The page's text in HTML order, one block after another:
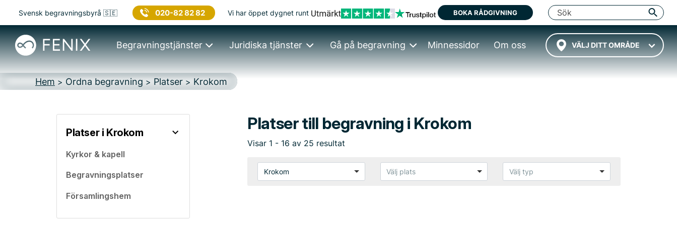
Svensk begravningsbyrå 🇸🇪 020-82 82 82 Vi har öppet dygnet runt BOKA RÅDGIVNING
VÄLJ DITT OMRÅDE
Begravningstjänster Juridiska tjänster Gå på begravning Minnessidor Om oss
Hem > Ordna begravning > Platser > Krokom
Platser i Krokom
Kyrkor & kapell
Begravningsplatser
Församlingshem
Platser till begravning i Krokom
Visar 1 - 16 av 25 resultat
Krokom Välj plats Välj typ